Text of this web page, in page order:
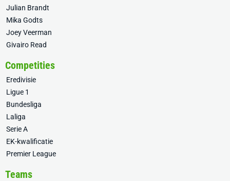
Julian Brandt
Mika Godts
Joey Veerman
Givairo Read
Competities
Eredivisie
Ligue 1
Bundesliga
Laliga
Serie A
EK-kwalificatie
Premier League
Teams